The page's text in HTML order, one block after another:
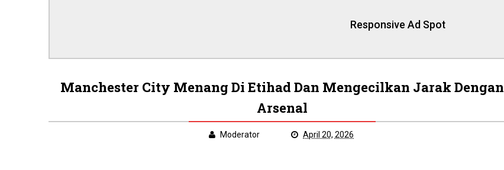
Responsive Ad Spot
Manchester City Menang Di Etihad Dan Mengecilkan Jarak Dengan
Arsenal
Moderator April 20, 2026